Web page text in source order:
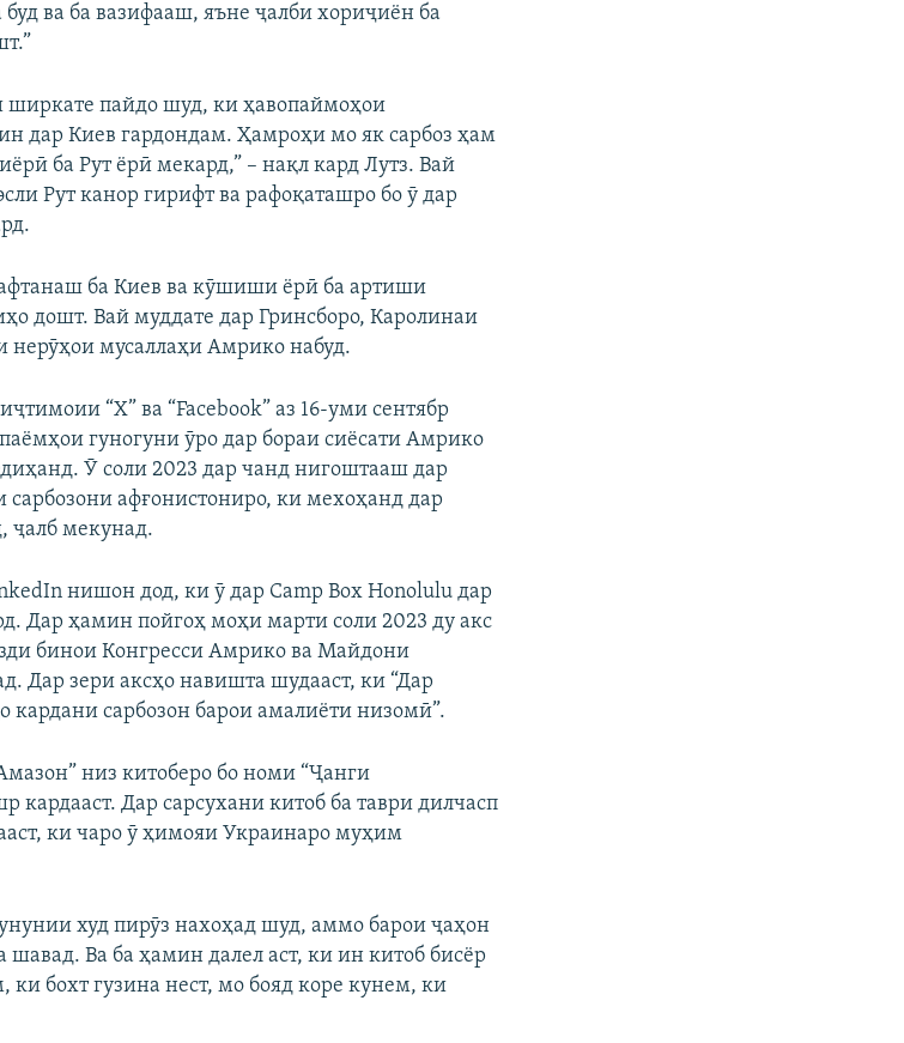
ва ба вазифааш, яъне ҷалби хориҷиён ба
ширкате пайдо шуд, ки ҳавопаймоҳои
дар Киев гардондам. Ҳамроҳи мо як сарбоз ҳам
ба Рут ёрӣ мекард,” – нақл кард Лутз. Вай
Рут канор гирифт ва рафоқаташро бо ӯ дар
ба Киев ва кӯшиши ёрӣ ба артиши
дошт. Вай муддате дар Гринсборо, Каролинаи
мусаллаҳи Амрико набуд.
“X” ва “Facebook” аз 16-уми сентябр
гуногуни ӯро дар бораи сиёсати Амрико
Ӯ соли 2023 дар чанд нигоштааш дар
сарбозони афғонистониро, ки мехоҳанд дар
ҷалб мекунад.
нишон дод, ки ӯ дар Camp Box Honolulu дар
Дар ҳамин пойгоҳ моҳи марти соли 2023 ду акс
бинои Конгресси Амрико ва Майдони
Дар зери аксҳо навишта шудааст, ки “Дар
кардани сарбозон барои амалиёти низомӣ”.
низ китоберо бо номи “Ҷанги
Дар сарсухани китоб ба таври дилчасп
ки чаро ӯ ҳимояи Украинаро муҳим
худ пирӯз нахоҳад шуд, аммо барои ҷаҳон
Ва ба ҳамин далел аст, ки ин китоб бисёр
бохт гузина нест, мо бояд коре кунем, ки